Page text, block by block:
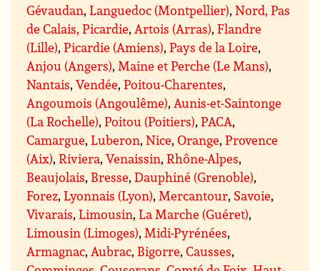
Gévaudan,Languedoc (Montpellier),Nord, Pas
de Calais, Picardie, Artois (Arras),Flandre
(Lille),Picardie (Amiens),Pays de la Loire,
Anjou (Angers), Maine et Perche (Le Mans),
Nantais,Vendée,Poitou-Charentes,
Angoumois (Angoulême), Aunis-et-Saintonge
(La Rochelle),Poitou (Poitiers),PACA,
Camargue,Luberon,Nice,Orange,Provence
(Aix),Riviera,Venaissin,Rhône-Alpes,
Beaujolais, Bresse,Dauphiné (Grenoble),
Forez,Lyonnais (Lyon), Mercantour, Savoie,
Vivarais,Limousin,La Marche (Guéret),
Limousin (Limoges), Midi-Pyrénées,
Armagnac, Aubrac, Bigorre,Causses,